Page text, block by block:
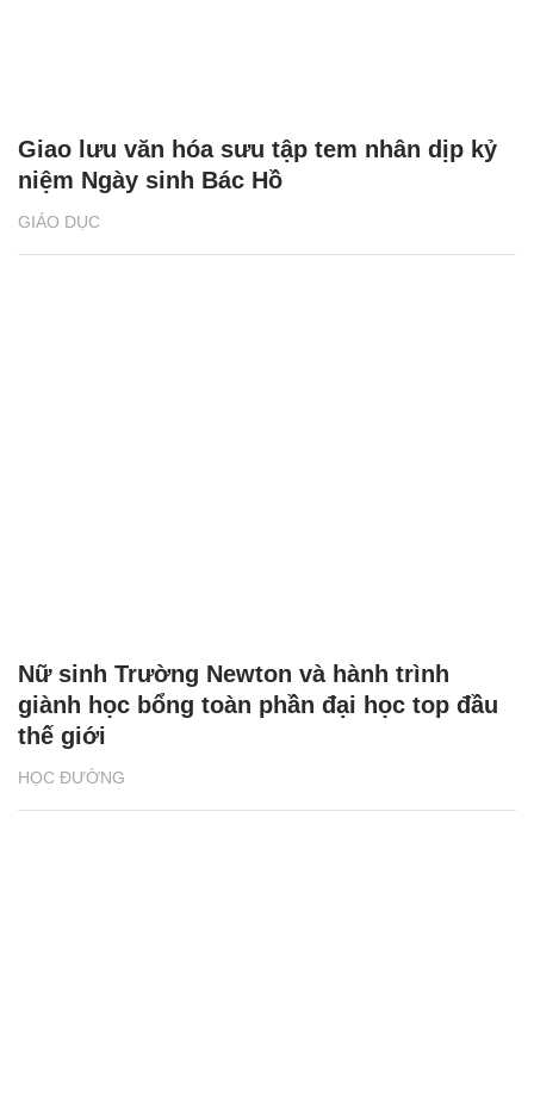
GIÁO DỤC
Giao lưu văn hóa sưu tập tem nhân dịp kỷ
niệm Ngày sinh Bác Hồ
HỌC ĐƯỜNG
Nữ sinh Trường Newton và hành trình
giành học bổng toàn phần đại học top đầu
thế giới